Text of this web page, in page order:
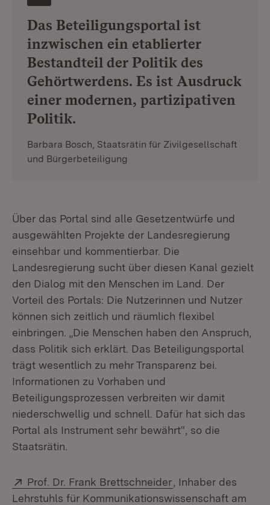
Das Beteiligungsportal ist
inzwischen ein etablierter
Bestandteil der Politik des
Gehörtwerdens. Es ist Ausdruck
einer modernen, partizipativen
Politik.
Barbara Bosch, Staatsrätin für Zivilgesellschaft
und Bürgerbeteiligung
Über das Portal sind alle Gesetzentwürfe und
ausgewählten Projekte der Landesregierung
einsehbar und kommentierbar. Die
Landesregierung sucht über diesen Kanal gezielt
den Dialog mit den Menschen im Land. Der
Vorteil des Portals: Die Nutzerinnen und Nutzer
können sich zeitlich und räumlich flexibel
einbringen. „Die Menschen haben den Anspruch,
dass Politik sich erklärt. Das Beteiligungsportal
trägt wesentlich zu mehr Transparenz bei.
Informationen zu Vorhaben und
Beteiligungsprozessen verbreiten wir damit
niederschwellig und schnell. Dafür hat sich das
Portal als Instrument sehr bewährt“, so die
Staatsrätin.
Extern:
Prof. Dr. Frank Brettschneider (Öffnet in neuem
, Inhaber des
Lehrstuhls für Kommunikationswissenschaft am